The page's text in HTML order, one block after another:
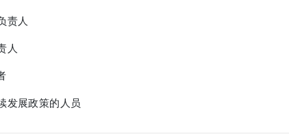
责人
人
发展政策的人员